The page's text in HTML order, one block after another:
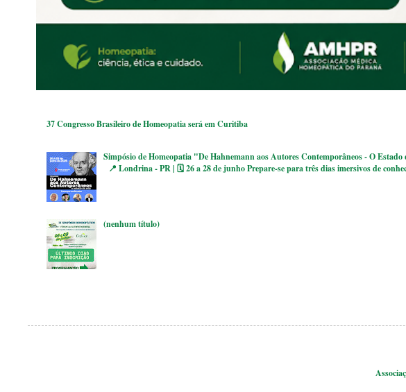
37 Congresso Brasileiro de Homeopatia será em Curitiba
Simpósio de Homeopatia "De Hahnemann aos Autores Contemporâneos - O
📍 Londrina - PR | 🗓 26 a 28 de junho Prepare-se para três dias imersivos de
(nenhum título)